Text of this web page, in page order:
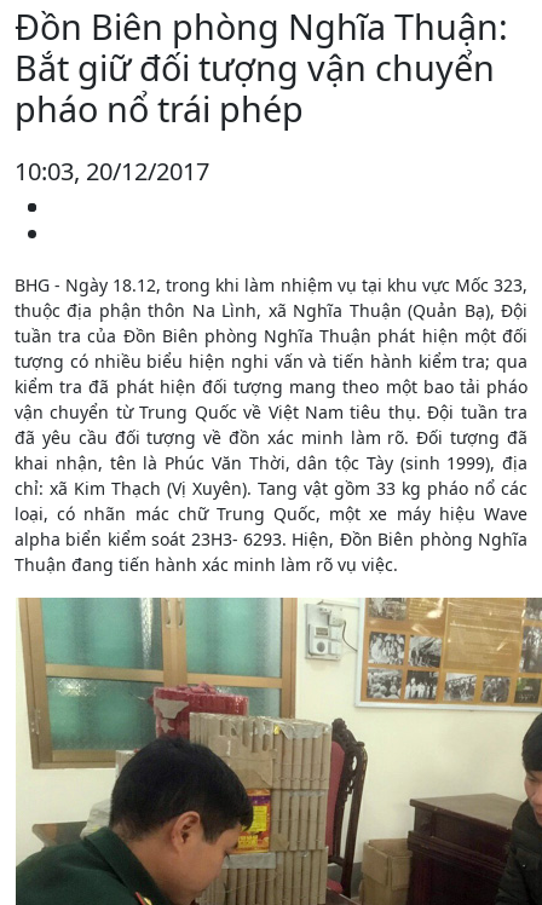
Đồn Biên phòng Nghĩa Thuận:
Bắt giữ đối tượng vận chuyển
pháo nổ trái phép
10:03, 20/12/2017
BHG - Ngày 18.12, trong khi làm nhiệm vụ tại khu vực Mốc 323,
thuộc địa phận thôn Na Lình, xã Nghĩa Thuận (Quản Bạ), Đội
tuần tra của Đồn Biên phòng Nghĩa Thuận phát hiện một đối
tượng có nhiều biểu hiện nghi vấn và tiến hành kiểm tra; qua
kiểm tra đã phát hiện đối tượng mang theo một bao tải pháo
vận chuyển từ Trung Quốc về Việt Nam tiêu thụ. Đội tuần tra
đã yêu cầu đối tượng về đồn xác minh làm rõ. Đối tượng đã
khai nhận, tên là Phúc Văn Thời, dân tộc Tày (sinh 1999), địa
chỉ: xã Kim Thạch (Vị Xuyên). Tang vật gồm 33 kg pháo nổ các
loại, có nhãn mác chữ Trung Quốc, một xe máy hiệu Wave
alpha biển kiểm soát 23H3- 6293. Hiện, Đồn Biên phòng Nghĩa
Thuận đang tiến hành xác minh làm rõ vụ việc.